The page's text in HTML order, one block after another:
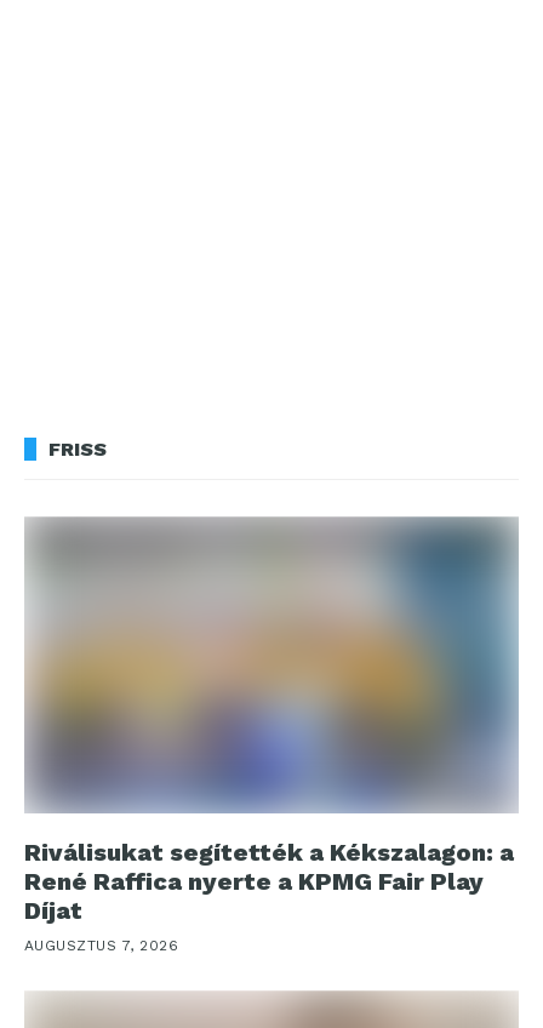
FRISS
Riválisukat segítették a Kékszalagon: a
René Raffica nyerte a KPMG Fair Play
Díjat
AUGUSZTUS 7, 2026